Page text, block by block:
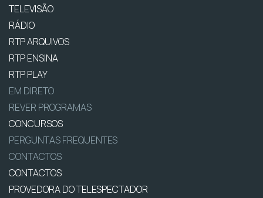
TELEVISÃO
RÁDIO
RTP ARQUIVOS
RTP ENSINA
RTP PLAY
EM DIRETO
REVER PROGRAMAS
CONCURSOS
PERGUNTAS FREQUENTES
CONTACTOS
CONTACTOS
PROVEDORA DO TELESPECTADOR